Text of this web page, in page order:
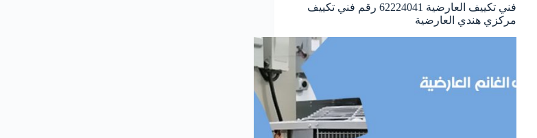
فني تكييف العارضية 62224041 رقم فني تكييف
مركزي هندي العارضية